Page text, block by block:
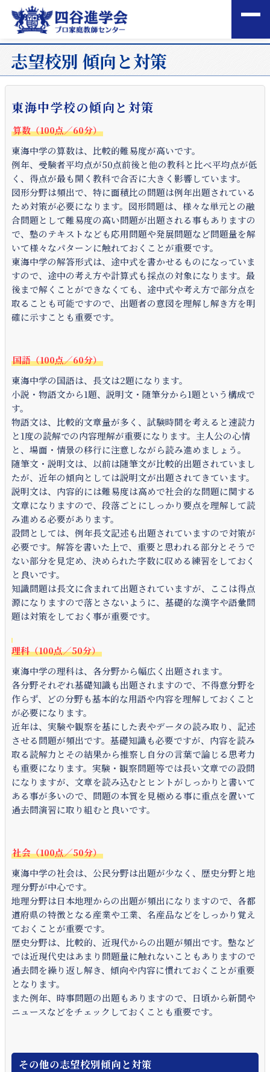
志望校別 傾向と対策
東海中学校の傾向と対策
算数（100点／60分）
東海中学の算数は、比較的難易度が高いです。
例年、受験者平均点が50点前後と他の教科と比べ平均点が低
く、得点が最も開く教科で合否に大きく影響しています。
図形分野は頻出で、特に面積比の問題は例年出題されている
ため対策が必要になります。図形問題は、様々な単元との融
合問題として難易度の高い問題が出題される事もありますの
で、塾のテキストなども応用問題や発展問題など問題量を解
いて様々なパターンに触れておくことが重要です。
東海中学の解答形式は、途中式を書かせるものになっていま
すので、途中の考え方や計算式も採点の対象になります。最
後まで解くことができなくても、途中式や考え方で部分点を
取ることも可能ですので、出題者の意図を理解し解き方を明
確に示すことも重要です。
国語（100点／60分）
東海中学の国語は、長文は2題になります。
小説・物語文から1題、説明文・随筆分から1題という構成で
す。
物語文は、比較的文章量が多く、試験時間を考えると速読力
と1度の読解での内容理解が重要になります。主人公の心情
と、場面・情景の移行に注意しながら読み進めましょう。
随筆文・説明文は、以前は随筆文が比較的出題されていまし
たが、近年の傾向としては説明文が出題されてきています。
説明文は、内容的には難易度は高めで社会的な問題に関する
文章になりますので、段落ごとにしっかり要点を理解して読
み進める必要があります。
設問としては、例年長文記述も出題されていますので対策が
必要です。解答を書いた上で、重要と思われる部分とそうで
ない部分を見定め、決められた字数に収める練習をしておく
と良いです。
知識問題は長文に含まれて出題されていますが、ここは得点
源になりますので落とさないように、基礎的な漢字や語彙問
題は対策をしておく事が重要です。
理科（100点／50分）
東海中学の理科は、各分野から幅広く出題されます。
各分野それぞれ基礎知識も出題されますので、不得意分野を
作らず、どの分野も基本的な用語や内容を理解しておくこと
が必要になります。
近年は、実験や観察を基にした表やデータの読み取り、記述
させる問題が頻出です。基礎知識も必要ですが、内容を読み
取る読解力とその結果から推察し自分の言葉で論じる思考力
も重要になります。実験・観察問題等では長い文章での設問
になりますが、文章を読み込むとヒントがしっかりと書いて
ある事が多いので、問題の本質を見極める事に重点を置いて
過去問演習に取り組むと良いです。
社会（100点／50分）
東海中学の社会は、公民分野は出題が少なく、歴史分野と地
理分野が中心です。
地理分野は日本地理からの出題が頻出になりますので、各都
道府県の特徴となる産業や工業、名産品などをしっかり覚え
ておくことが重要です。
歴史分野は、比較的、近現代からの出題が頻出です。塾など
では近現代史はあまり問題量に触れないこともありますので
過去問を繰り返し解き、傾向や内容に慣れておくことが重要
となります。
また例年、時事問題の出題もありますので、日頃から新聞や
ニュースなどをチェックしておくことも重要です。
その他の志望校別傾向と対策